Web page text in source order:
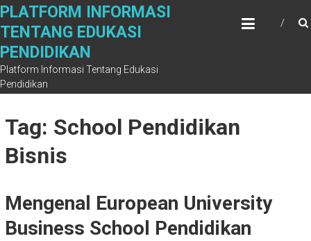
Skip
content
PLATFORM INFORMASI
TENTANG EDUKASI
PENDIDIKAN
Platform Informasi Tentang Edukasi
Pendidikan
Tag: School Pendidikan
Bisnis
Mengenal European University
Business School Pendidikan